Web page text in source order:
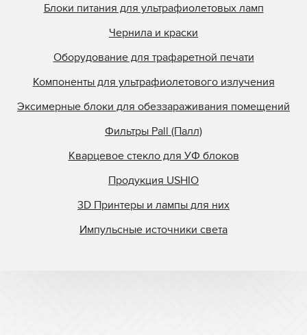
Блоки питания для ультрафиолетовых ламп
Чернила и краски
Оборудование для трафаретной печати
Компоненты для ультрафиолетового излучения
Эксимерные блоки для обеззараживания помещений
Фильтры Pall (Палл)
Кварцевое стекло для УФ блоков
Продукция USHIO
3D Принтеры и лампы для них
Импульсные источники света